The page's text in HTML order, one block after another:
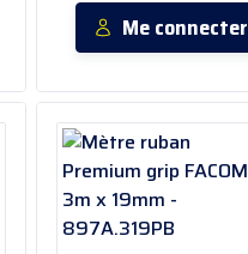
Me connecter